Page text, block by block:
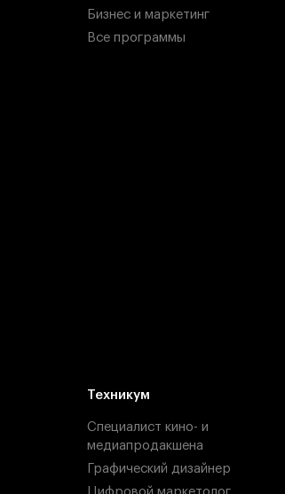
Бизнес и маркетинг
Все программы
Техникум
Специалист кино- и
медиапродакшена
Графический дизайнер